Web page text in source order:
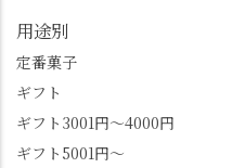
すめ品ばかりです。よ
かったらぜひこの機会
北川🍡 住所 長岡京市う
ぐいす台1-3 TEL 075-
用途別
定番菓子
ギフト
ギフト3001円～4000円
ギフト5001円～